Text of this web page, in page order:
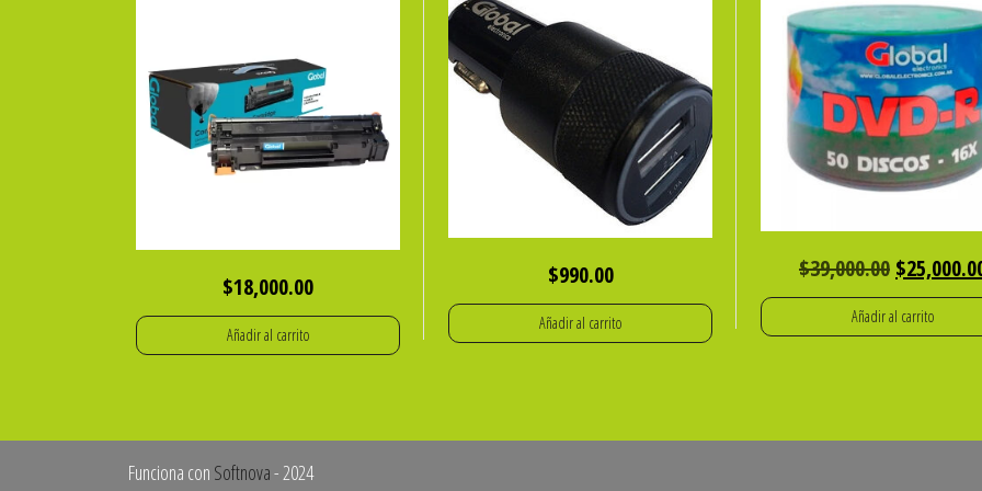
$18,000.00
Añadir al carrito
$990.00
Añadir al carrito
$39,000.00 El
precio
original
$
Añadir al carrito
Funciona con Softnova- 2024